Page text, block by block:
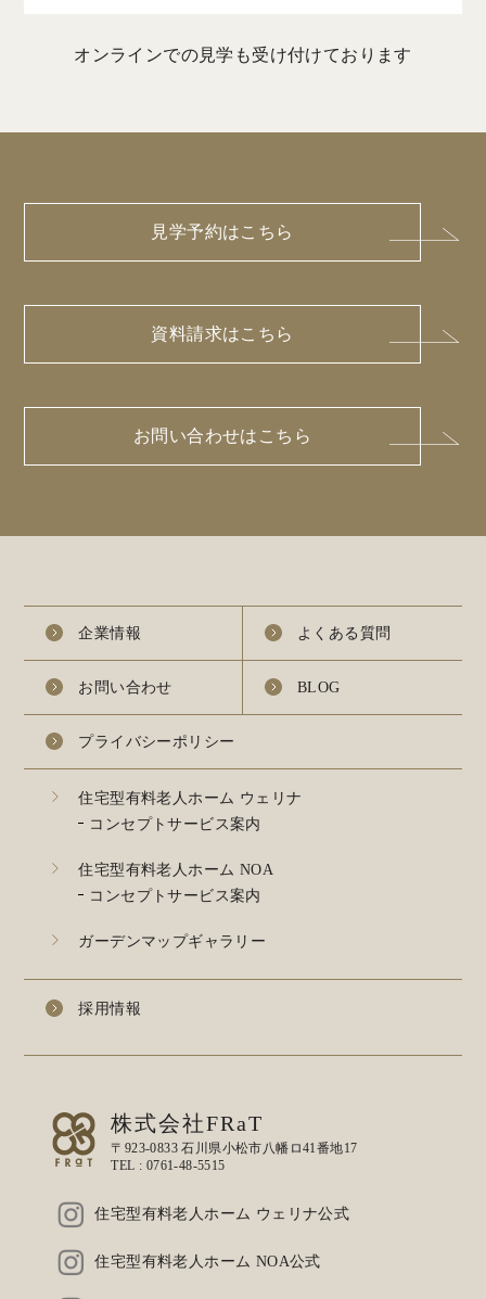
オンラインでの見学も受け付けております
見学予約はこちら
資料請求はこちら
お問い合わせはこちら
株式会社FRaT
〒923-0833 石川県小松市八幡ロ41番地17
TEL : 0761-48-5515
住宅型有料老人ホーム ウェリナ公式
住宅型有料老人ホーム NOA公式
企業情報 よくある質問
お問い合わせ BLOG
プライバシーポリシー
住宅型有料老人ホーム ウェリナ
コンセプトサービス案内
住宅型有料老人ホーム NOA
コンセプトサービス案内
ガーデンマップギャラリー
採用情報